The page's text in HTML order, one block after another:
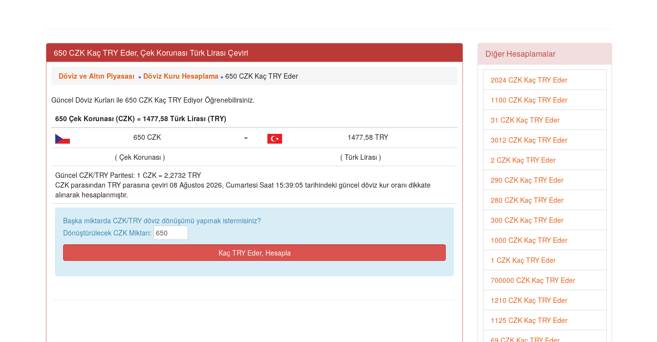
650 CZK Kaç TRY Eder, Çek Korunası Türk Lirası Çeviri
Döviz ve Altın Piyasası » Döviz Kuru Hesaplama » 650 CZK Kaç TRY Eder
Güncel Döviz Kurları ile 650 CZK Kaç TRY Ediyor Öğrenebilirsiniz.
650 Çek Korunası (CZK) = 1477,58 Türk Lirası (TRY)
650 CZK
= 1477,58 TRY
( Çek Korunası )
( Türk Lirası )
Güncel CZK/TRY Paritesi: 1 CZK = 2,2732 TRY
CZK parasından TRY parasına çeviri 08 Ağustos 2026, Cumartesi Saat 15:39:05 tarihindeki güncel döviz kur oranı dikkate
alınarak hesaplanmıştır.
Başka miktarda CZK/TRY döviz dönüşümü yapmak istermisiniz?
Dönüştürülecek CZK Miktarı:
Diğer Hesaplamalar
2024 CZK Kaç TRY Eder
1100 CZK Kaç TRY Eder
31 CZK Kaç TRY Eder
3012 CZK Kaç TRY Eder
2 CZK Kaç TRY Eder
290 CZK Kaç TRY Eder
280 CZK Kaç TRY Eder
300 CZK Kaç TRY Eder
1000 CZK Kaç TRY Eder
1 CZK Kaç TRY Eder
700000 CZK Kaç TRY Eder
1210 CZK Kaç TRY Eder
1125 CZK Kaç TRY Eder
69 CZK Kaç TRY Eder